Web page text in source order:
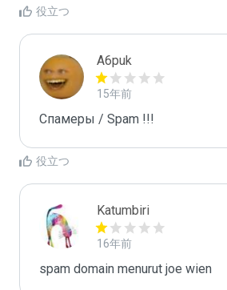
役立つ
A6puk
15年前
Спамеры / Spam !!!
役立つ
Katumbiri
16年前
spam domain menurut joe wien